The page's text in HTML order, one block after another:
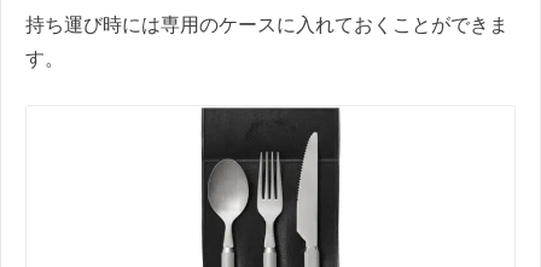
持ち運び時には専用のケースに入れておくことができま
す。